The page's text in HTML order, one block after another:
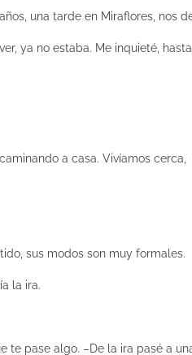
una tarde en Miraflores, nos
ya no estaba. Me inquieté,
a casa. Vivíamos cerca,
sus modos son muy formales.
la ira.
te pase algo. –De la ira pasé a